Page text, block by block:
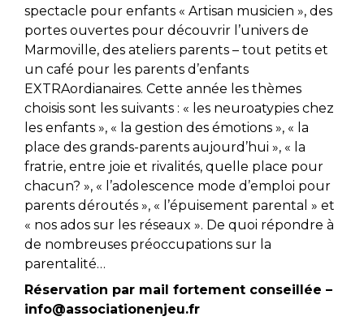
spectacle pour enfants « Artisan musicien », des
portes ouvertes pour découvrir l’univers de
Marmoville, des ateliers parents – tout petits et
un café pour les parents d’enfants
EXTRAordianaires. Cette année les thèmes
choisis sont les suivants : « les neuroatypies chez
les enfants », « la gestion des émotions », « la
place des grands-parents aujourd’hui », « la
fratrie, entre joie et rivalités, quelle place pour
chacun? », « l’adolescence mode d’emploi pour
parents déroutés », « l’épuisement parental » et
« nos ados sur les réseaux ». De quoi répondre à
de nombreuses préoccupations sur la
parentalité…
Réservation par mail fortement conseillée –
info@associationenjeu.fr